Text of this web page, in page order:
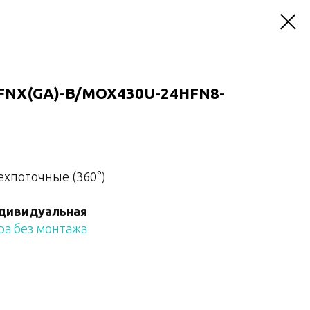
B/MOX430U-24HFN8-
(360°)
без монтажа